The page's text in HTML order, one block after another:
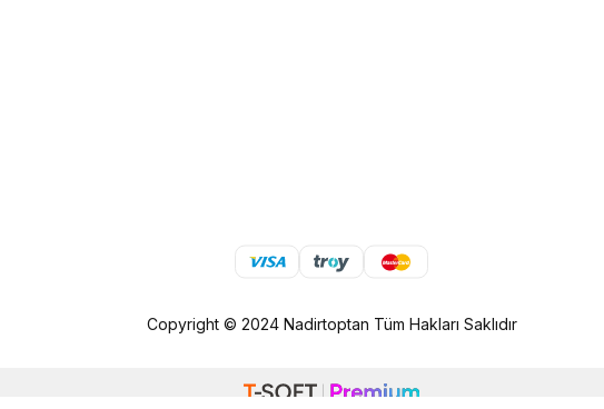
Copyright © 2024 Nadirtoptan Tüm Hakları Saklıdır